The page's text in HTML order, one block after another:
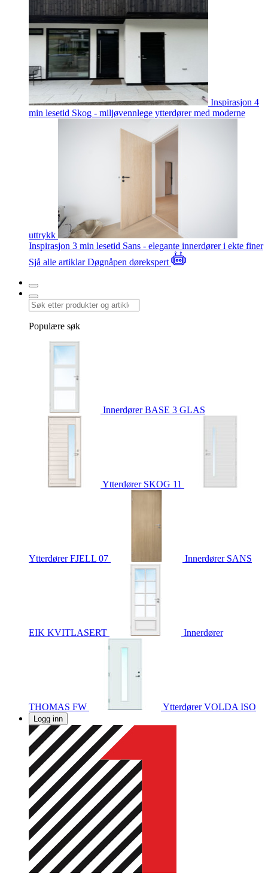
Inspirasjon 4
min lesetid Skog - miljøvennlege ytterdører med moderne
uttrykk
Inspirasjon 3 min lesetid Sans - elegante innerdører i ekte finer
Sjå alle artiklarDøgnåpen dørekspert
Populære søk
InnerdørerBASE 3 GLAS
Ytterdører SKOG 11
YtterdørerFJELL 07 Innerdører SANS
EIK KVITLASERT Innerdører
THOMAS FW YtterdørerVOLDA ISO
Logg inn